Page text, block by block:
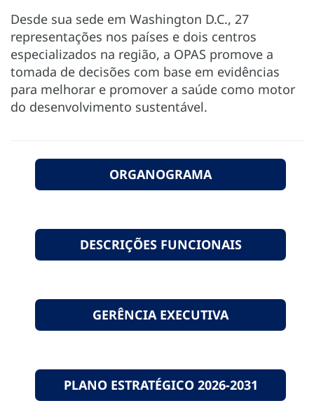
Desde sua sede em Washington D.C., 27
representações nos países e dois centros
especializados na região, a OPAS promove a
tomada de decisões com base em evidências
para melhorar e promover a saúde como motor
do desenvolvimento sustentável.
ORGANOGRAMA
DESCRIÇÕES FUNCIONAIS
GERÊNCIA EXECUTIVA
PLANO ESTRATÉGICO 2026-2031